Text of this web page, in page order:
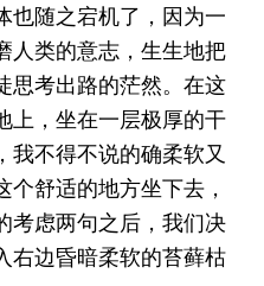
也随之宕机了，因为一
人类的意志，生生地把
思考出路的茫然。在这
上，坐在一层极厚的干
我不得不说的确柔软又
舒适的地方坐下去，
考虑两句之后，我们决
右边昏暗柔软的苔藓枯